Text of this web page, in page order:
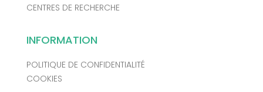
CENTRES DE RECHERCHE
INFORMATION
POLITIQUE DE CONFIDENTIALITÉ
COOKIES